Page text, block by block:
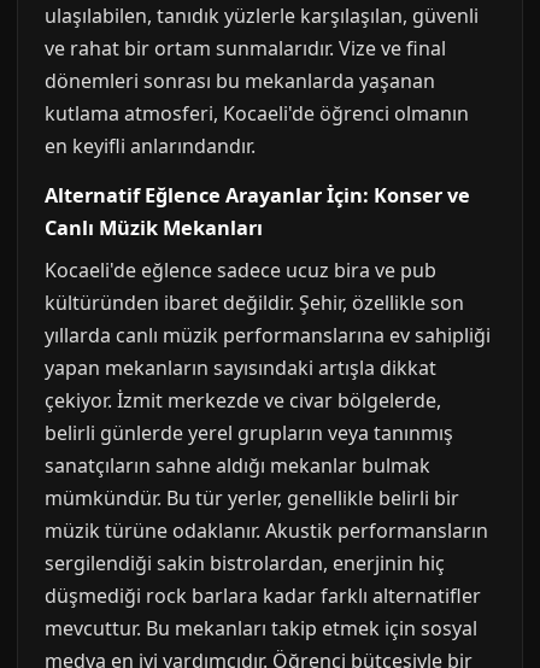
ulaşılabilen, tanıdık yüzlerle karşılaşılan, güvenli
ve rahat bir ortam sunmalarıdır. Vize ve final
dönemleri sonrası bu mekanlarda yaşanan
kutlama atmosferi, Kocaeli'de öğrenci olmanın
en keyifli anlarındandır.
Alternatif Eğlence Arayanlar İçin: Konser ve
Canlı Müzik Mekanları
Kocaeli'de eğlence sadece ucuz bira ve pub
kültüründen ibaret değildir. Şehir, özellikle son
yıllarda canlı müzik performanslarına ev sahipliği
yapan mekanların sayısındaki artışla dikkat
çekiyor. İzmit merkezde ve civar bölgelerde,
belirli günlerde yerel grupların veya tanınmış
sanatçıların sahne aldığı mekanlar bulmak
mümkündür. Bu tür yerler, genellikle belirli bir
müzik türüne odaklanır. Akustik performansların
sergilendiği sakin bistrolardan, enerjinin hiç
düşmediği rock barlara kadar farklı alternatifler
mevcuttur. Bu mekanları takip etmek için sosyal
medya en iyi yardımcıdır. Öğrenci bütçesiyle bir